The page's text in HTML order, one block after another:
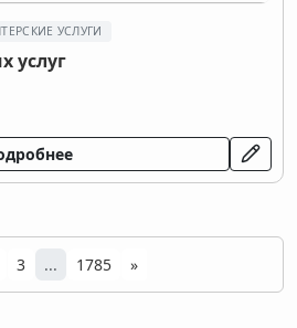
УСЛУГИ
услуг
3 ... 1785 »